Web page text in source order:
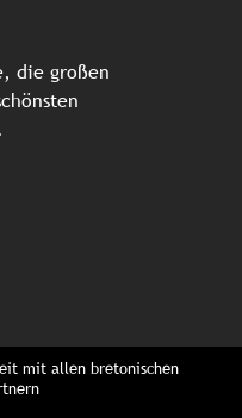
die großen
mit allen bretonischen